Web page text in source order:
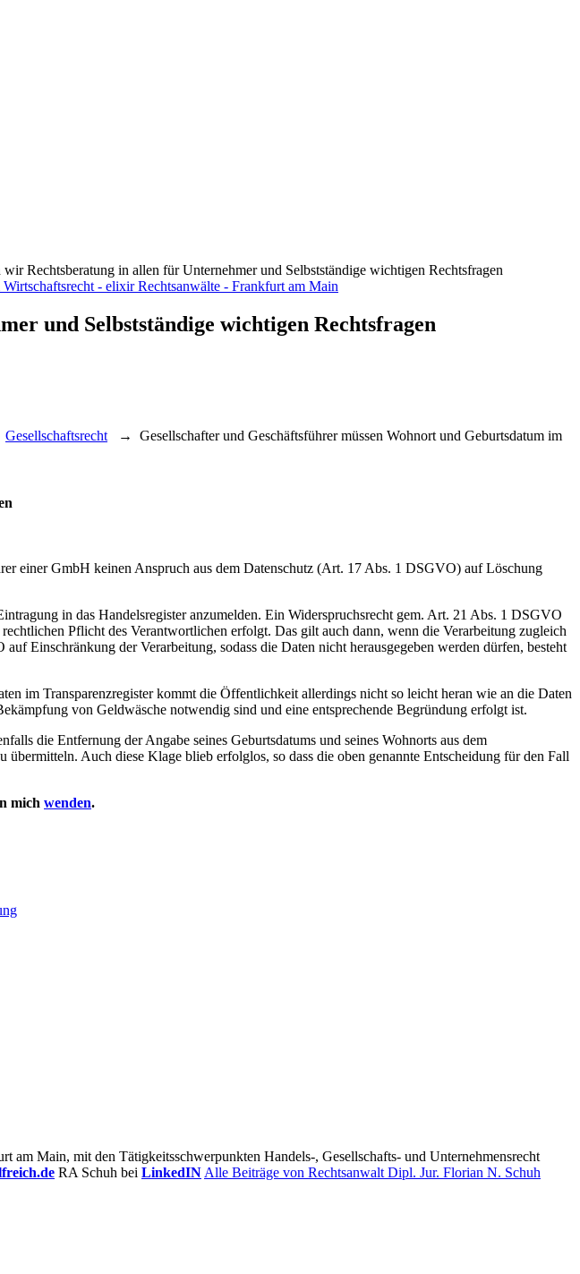
Rechtsberatung in allen für Unternehmer und Selbstständige wichtigen Rechtsfragen
und Selbstständige wichtigen Rechtsfragen
Gesellschaftsrecht → Gesellschafter und Geschäftsführer müssen Wohnort und Geburtsdatum im
einer GmbH keinen Anspruch aus dem Datenschutz (Art. 17 Abs. 1 DSGVO) auf Löschung
in das Handelsregister anzumelden. Ein Widerspruchsrecht gem. Art. 21 Abs. 1 DSGVO
Pflicht des Verantwortlichen erfolgt. Das gilt auch dann, wenn die Verarbeitung zugleich
Einschränkung der Verarbeitung, sodass die Daten nicht herausgegeben werden dürfen, besteht
im Transparenzregister kommt die Öffentlichkeit allerdings nicht so leicht heran wie an die Daten
von Geldwäsche notwendig sind und eine entsprechende Begründung erfolgt ist.
die Entfernung der Angabe seines Geburtsdatums und seines Wohnorts aus dem
Auch diese Klage blieb erfolglos, so dass die oben genannte Entscheidung für den Fall
mich wenden.
Main, mit den Tätigkeitsschwerpunkten Handels-, Gesellschafts- und Unternehmensrecht
RA Schuh bei LinkedIN Alle Beiträge von Rechtsanwalt Dipl. Jur. Florian N. Schuh